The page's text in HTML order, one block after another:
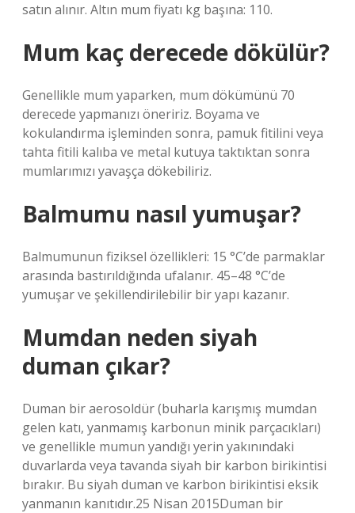
satın alınır. Altın mum fiyatı kg başına: 110.
Mum kaç derecede dökülür?
Genellikle mum yaparken, mum dökümünü 70
derecede yapmanızı öneririz. Boyama ve
kokulandırma işleminden sonra, pamuk fitilini veya
tahta fitili kalıba ve metal kutuya taktıktan sonra
mumlarımızı yavaşça dökebiliriz.
Balmumu nasıl yumuşar?
Balmumunun fiziksel özellikleri: 15 °C’de parmaklar
arasında bastırıldığında ufalanır. 45–48 °C’de
yumuşar ve şekillendirilebilir bir yapı kazanır.
Mumdan neden siyah
duman çıkar?
Duman bir aerosoldür (buharla karışmış mumdan
gelen katı, yanmamış karbonun minik parçacıkları)
ve genellikle mumun yandığı yerin yakınındaki
duvarlarda veya tavanda siyah bir karbon birikintisi
bırakır. Bu siyah duman ve karbon birikintisi eksik
yanmanın kanıtıdır.25 Nisan 2015Duman bir